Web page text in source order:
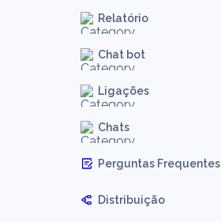
Relatório
Chat bot
Ligações
Chats
Perguntas Frequentes
Distribuição